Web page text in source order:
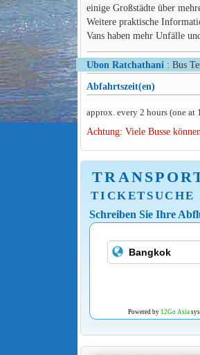
einige Großstädte über
Weitere praktische
Vans haben mehr Unfälle
Ubon Ratchathani : Bus
Abfahrtszeit(en)
approx. every 2 hours (one at
Achtung: Viele Busse
TICKETSUCHE
Schreiben Sie Ihre
Powered by 12Go Asia